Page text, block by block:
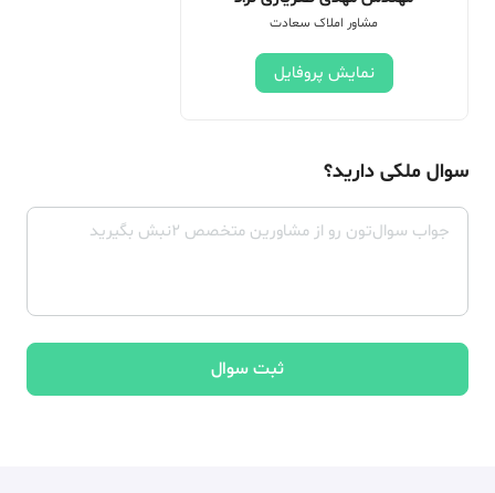
مشاور املاک سعادت
نمایش پروفایل
سوال ملکی دارید؟
ثبت سوال